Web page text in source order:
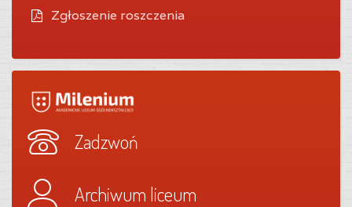
Zgłoszenie roszczenia
Zadzwoń
Archiwum liceum